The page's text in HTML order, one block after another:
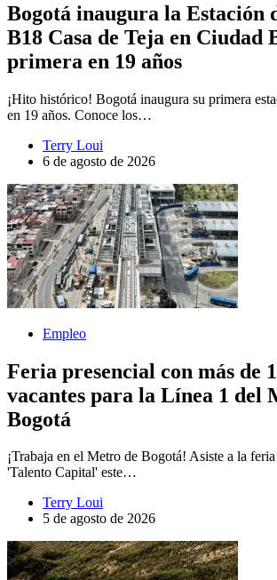
Bogotá inaugura la Estación
B18 Casa de Teja en Ciudad
primera en 19 años
¡Hito histórico! Bogotá inaugura su primera
en 19 años. Conoce los…
Terry Loui
6 de agosto de 2026
Empleo
Feria presencial con más de
vacantes para la Línea 1 del
Bogotá
¡Trabaja en el Metro de Bogotá! Asiste a la
'Talento Capital' este…
Terry Loui
5 de agosto de 2026